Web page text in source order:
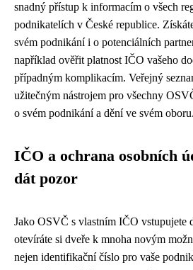
snadný přístup k informacím o všech
podnikatelích v České republice.
svém podnikání i o potenciálních
například ověřit platnost IČO vašeho
případným komplikacím. Veřejný
užitečným nástrojem pro všechny
o svém podnikání a dění ve svém oboru.
IČO a ochrana osobních
dát pozor
Jako OSVČ s vlastním IČO vstupujete
otevíráte si dveře k mnoha novým
nejen identifikační číslo pro vaše